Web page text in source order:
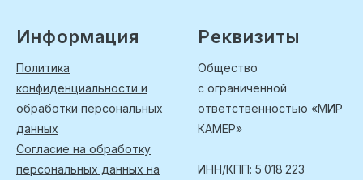
Информация
Политика
конфиденциальности и
обработки персональных
данных
Согласие на обработку
персональных данных на
Реквизиты
Общество
с ограниченной
ответственностью «МИР
КАМЕР»
ИНН/КПП: 5 018 223